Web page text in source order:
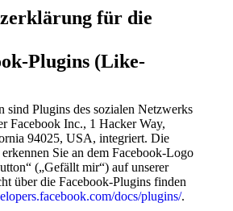
für die
Plugins (Like-
sind Plugins des sozialen Netzwerks
Facebook Inc., 1 Hacker Way,
94025, USA, integriert. Die
Sie an dem Facebook-Logo
(„Gefällt mir“) auf unserer
über die Facebook-Plugins finden
docs/plugins/.